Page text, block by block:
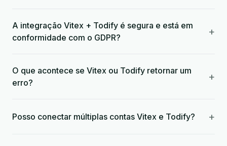
A integração Vitex + Todify é segura e está em
conformidade com o GDPR?
+
O que acontece se Vitex ou Todify retornar um
erro?
+
Posso conectar múltiplas contas Vitex e Todify? +